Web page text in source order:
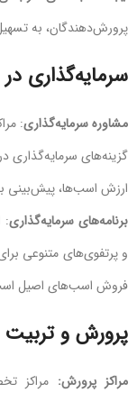
پرورش‌دهندگان، به
سرمایه‌گذاری
مشاوره سرمایه‌گذاری:
گزینه‌های سرمایه‌گذاری
ارزش اسب‌ها، پیش‌بینی
برنامه‌های سرمایه‌گذاری:
و پرتفوی‌های متنوعی
فروش اسب‌های اصیل
پرورش و
مراکز پرورش: مراکز